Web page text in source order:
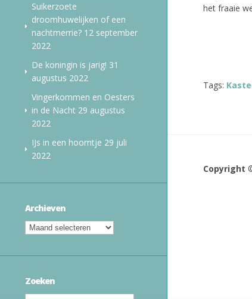
Suikerzoete
droomhuwelijken of een
nachtmerrie? 12 september
2022
De koningin is jarig! 31
augustus 2022
Vingerkommen en Oesters
in de Nacht 29 augustus
2022
IJs in een hoorntje 29 juli
2022
Archieven
Zoeken
het fraaie
Tags:
Copyright